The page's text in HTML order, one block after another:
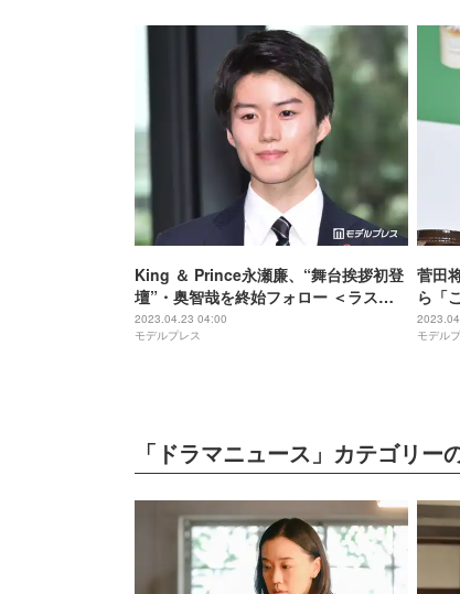
King ＆ Prince永瀬廉、“舞台挨拶初登
壇”・奥智哉を終始フォロー ＜ラスト
マン－全盲の捜査官＞
2023.04.23 04:00
モデルプレス
菅田
ら「
は？
モデル
「ドラマニュース」カテゴリー